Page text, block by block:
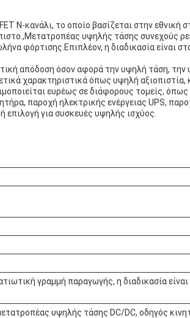
N-κανάλι, το οποίο βασίζεται στην εθνική
υψηλής τάσης συνεχούς
φόρτισης.Επιπλέον, η διαδικασία είναι
απόδοση όσον αφορά την υψηλή τάση,
χαρακτηριστικά όπως υψηλή αξιοπιστία,
ευρέως σε διάφορους τομείς,
παροχή ηλεκτρικής ενέργειας UPS,
επιλογή για συσκευές υψηλής ισχύος.
γραμμή παραγωγής, η διαδικασία
υψηλής τάσης DC/DC, οδηγός